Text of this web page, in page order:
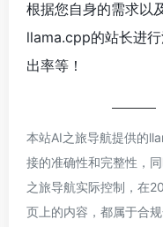
根据您自身的需求以
llama.cpp的站长进
出率等！
本站AI之旅导航提供的
接的准确性和完整性，
之旅导航实际控制，在
页上的内容，都属于合